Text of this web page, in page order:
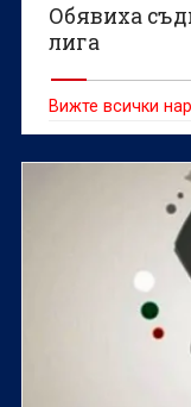
Обявиха
лига
Вижте всички